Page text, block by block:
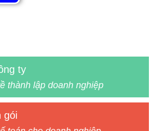
ty
thành lập doanh nghiệp
gói